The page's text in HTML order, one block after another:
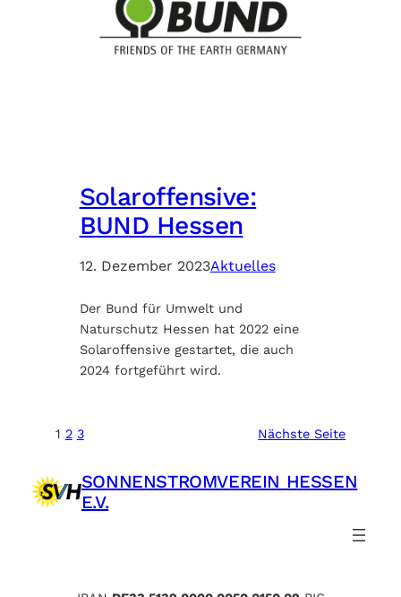
Solaroffensive:
BUND Hessen
12. Dezember 2023Aktuelles
Der Bund für Umwelt und
Naturschutz Hessen hat 2022 eine
Solaroffensive gestartet, die auch
2024 fortgeführt wird.
1 2 3 Nächste Seite
SONNENSTROMVEREIN HESSEN
E.V.